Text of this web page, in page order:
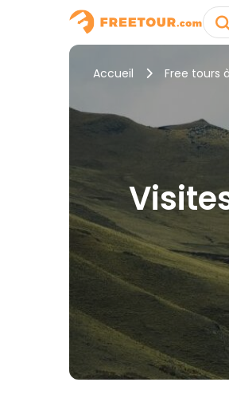
Accueil Free tours